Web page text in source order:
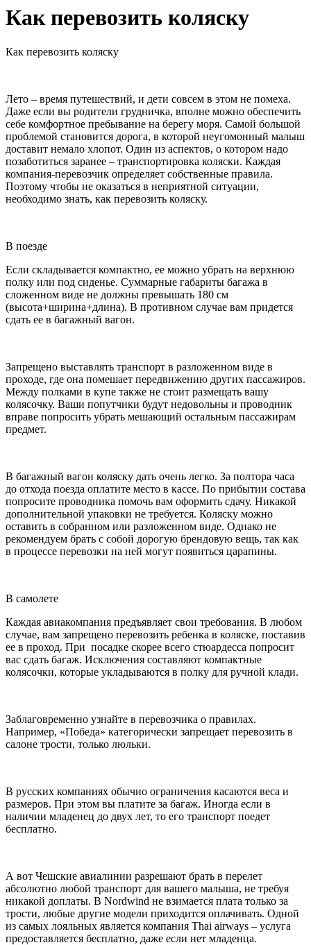
Как перевозить коляску
Как перевозить коляску
Лето – время путешествий, и дети совсем в этом не помеха.
Даже если вы родители грудничка, вполне можно обеспечить
себе комфортное пребывание на берегу моря. Самой большой
проблемой становится дорога, в которой неугомонный малыш
доставит немало хлопот. Один из аспектов, о котором надо
позаботиться заранее – транспортировка коляски. Каждая
компания-перевозчик определяет собственные правила.
Поэтому чтобы не оказаться в неприятной ситуации,
необходимо знать, как перевозить коляску.
В поезде
Если складывается компактно, ее можно убрать на верхнюю
полку или под сиденье. Суммарные габариты багажа в
сложенном виде не должны превышать 180 см
(высота+ширина+длина). В противном случае вам придется
сдать ее в багажный вагон.
Запрещено выставлять транспорт в разложенном виде в
проходе, где она помешает передвижению других пассажиров.
Между полками в купе также не стоит размещать вашу
колясочку. Ваши попутчики будут недовольны и проводник
вправе попросить убрать мешающий остальным пассажирам
предмет.
В багажный вагон коляску дать очень легко. За полтора часа
до отхода поезда оплатите место в кассе. По прибытии состава
попросите проводника помочь вам оформить сдачу. Никакой
дополнительной упаковки не требуется. Коляску можно
оставить в собранном или разложенном виде. Однако не
рекомендуем брать с собой дорогую брендовую вещь, так как
в процессе перевозки на ней могут появиться царапины.
В самолете
Каждая авиакомпания предъявляет свои требования. В любом
случае, вам запрещено перевозить ребенка в коляске, поставив
ее в проход. При посадке скорее всего стюардесса попросит
вас сдать багаж. Исключения составляют компактные
колясочки, которые укладываются в полку для ручной клади.
Заблаговременно узнайте в перевозчика о правилах.
Например, «Победа» категорически запрещает перевозить в
салоне трости, только люльки.
В русских компаниях обычно ограничения касаются веса и
размеров. При этом вы платите за багаж. Иногда если в
наличии младенец до двух лет, то его транспорт поедет
бесплатно.
А вот Чешские авиалинии разрешают брать в перелет
абсолютно любой транспорт для вашего малыша, не требуя
никакой доплаты. В Nordwind не взимается плата только за
трости, любые другие модели приходится оплачивать. Одной
из самых лояльных является компания Thai airways – услуга
предоставляется бесплатно, даже если нет младенца.